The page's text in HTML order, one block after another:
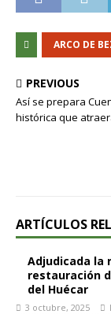
ARCO DE
PREVIOUS
Así se prepara
histórica que
ARTÍCULOS
Adjudicada la
restauración
del Huécar
3 octubre, 2025